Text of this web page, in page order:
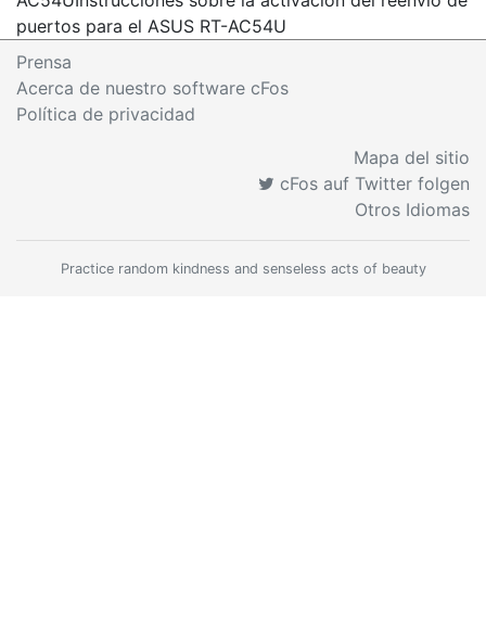
puertos para el ASUS RT-AC54U
Prensa
Acerca de nuestro software cFos
Política de privacidad
Mapa del sitio
cFos auf Twitter folgen
Otros Idiomas
Practice random kindness and senseless acts of beauty